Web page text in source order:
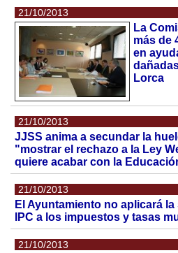
21/10/2013
La
más de
en
Lorca
21/10/2013
JJSS anima a secundar la
"mostrar el rechazo a la Ley
quiere acabar con la
21/10/2013
El Ayuntamiento no aplicará la
IPC a los impuestos y tasas
21/10/2013